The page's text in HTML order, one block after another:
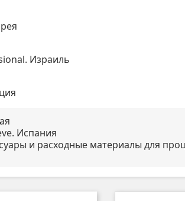
Израиль
Испания
и расходные материалы для